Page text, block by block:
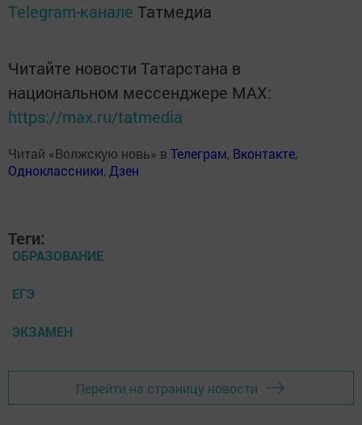
Telegram-канале Татмедиа
Читайте новости Татарстана в
национальном мессенджере MАХ:
https://max.ru/tatmedia
Читай «Волжскую новь» в Телеграм, Вконтакте,
Одноклассники, Дзен
Теги:
ОБРАЗОВАНИЕ
ЕГЭ
ЭКЗАМЕН
Перейти на страницу новости